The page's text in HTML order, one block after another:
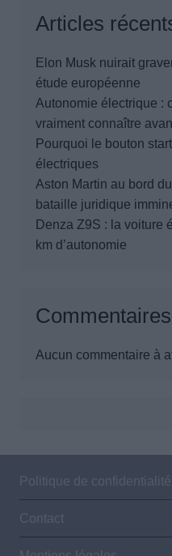
Articles
Elon Musk nuirait
étude européenne
Autonomie électrique :
vraiment connaître
Pourquoi le bouton
électriques
Aston Martin au bord
bataille juridique
Denza Z9S : la voiture
km d’autonomie
Aucun commentaire à
Politique de confidentialité
Contact